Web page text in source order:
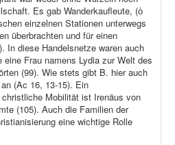
Es gab Wanderkaufleute, (ὁ
einzelnen Stationen unterwegs
überbrachten und für einen
In diese Handelsnetze waren auch
eine Frau namens Lydia zur Welt des
(99). Wie stets gibt B. hier auch
(Ac 16, 13-15). Ein
Mobilität ist Irenäus von
(105). Auch die Familien der
eine wichtige Rolle